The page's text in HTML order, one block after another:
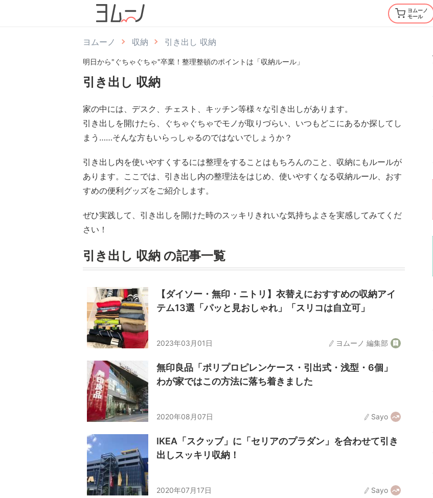
ヨムーノ
モール
ヨムーノ 収納 引き出し 収納
明日から"ぐちゃぐちゃ"卒業！整理整頓のポイントは「収納ルール」
引き出し 収納
家の中には、デスク、チェスト、キッチン等様々な引き出しがあります。
引き出しを開けたら、ぐちゃぐちゃでモノが取りづらい、いつもどこにあるか探してし
まう……そんな方もいらっしゃるのではないでしょうか？
引き出し内を使いやすくするには整理をすることはもちろんのこと、収納にもルールが
あります。ここでは、引き出し内の整理法をはじめ、使いやすくなる収納ルール、おす
すめの便利グッズをご紹介します。
ぜひ実践して、引き出しを開けた時のスッキリきれいな気持ちよさを実感してみてくだ
さい！
引き出し 収納 の記事一覧
【ダイソー・無印・ニトリ】衣替えにおすすめの収納アイ
テム13選「パッと見おしゃれ」「スリコは自立可」
2023年03月01日 ヨムーノ 編集部
無印良品「ポリプロピレンケース・引出式・浅型・6個」
わが家ではこの方法に落ち着きました
2020年08月07日 Sayo
IKEA「スクッブ」に「セリアのプラダン」を合わせて引き
出しスッキリ収納！
2020年07月17日 Sayo